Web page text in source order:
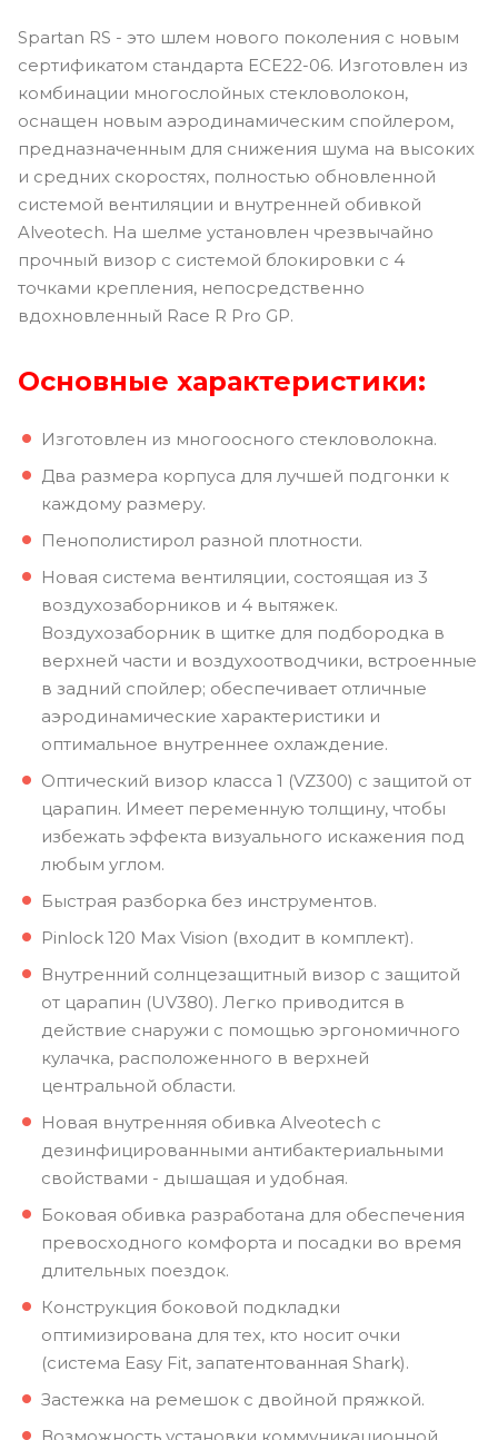
Spartan RS - это шлем нового поколения с новым
сертификатом стандарта ECE22-06. Изготовлен из
комбинации многослойных стекловолокон,
оснащен новым аэродинамическим спойлером,
предназначенным для снижения шума на высоких
и средних скоростях, полностью обновленной
системой вентиляции и внутренней обивкой
Alveotech. На шелме установлен чрезвычайно
прочный визор с системой блокировки с 4
точками крепления, непосредственно
вдохновленный Race R Pro GP.
Основные характеристики:
Изготовлен из многоосного стекловолокна.
Два размера корпуса для лучшей подгонки к
каждому размеру.
Пенополистирол разной плотности.
Новая система вентиляции, состоящая из 3
воздухозаборников и 4 вытяжек.
Воздухозаборник в щитке для подбородка в
верхней части и воздухоотводчики, встроенные
в задний спойлер; обеспечивает отличные
аэродинамические характеристики и
оптимальное внутреннее охлаждение.
Оптический визор класса 1 (VZ300) с защитой от
царапин. Имеет переменную толщину, чтобы
избежать эффекта визуального искажения под
любым углом.
Быстрая разборка без инструментов.
Pinlock 120 Max Vision (входит в комплект).
Внутренний солнцезащитный визор с защитой
от царапин (UV380). Легко приводится в
действие снаружи с помощью эргономичного
кулачка, расположенного в верхней
центральной области.
Новая внутренняя обивка Alveotech с
дезинфицированными антибактериальными
свойствами - дышащая и удобная.
Боковая обивка разработана для обеспечения
превосходного комфорта и посадки во время
длительных поездок.
Конструкция боковой подкладки
оптимизирована для тех, кто носит очки
(система Easy Fit, запатентованная Shark).
Застежка на ремешок с двойной пряжкой.